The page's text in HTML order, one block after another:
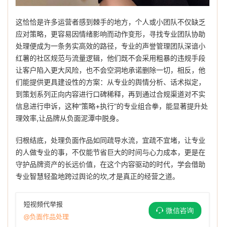
这恰恰是许多运营者感到棘手的地方，个人或小团队不仅缺乏
应对策略，更容易因情绪影响而动作变形，寻找专业团队协助
处理便成为一条务实高效的路径，专业的声誉管理团队深谙小
红薯的社区规范与流量逻辑，他们既不会采用粗暴的违规手段
让客户陷入更大风险，也不会空洞地承诺删除一切，相反，他
们能提供更具建设性的方案：从专业的舆情分析、话术拟定，
到策划系列正向内容进行口碑稀释，再到通过合规渠道对不实
信息进行申诉，这种“策略+执行”的专业组合拳，能显著提升处
理效率,让品牌从负面泥潭中脱身。
归根结底，处理负面作品如同疏导水流，宜疏不宜堵，让专业
的人做专业的事，不仅能节省巨大的时间与心力成本，更是在
守护品牌资产的长远价值，在这个内容驱动的时代，学会借助
专业智慧轻盈地跨过舆论的坎,才是真正的经营之道。
短视频代举报
@负面作品处理
微信咨询